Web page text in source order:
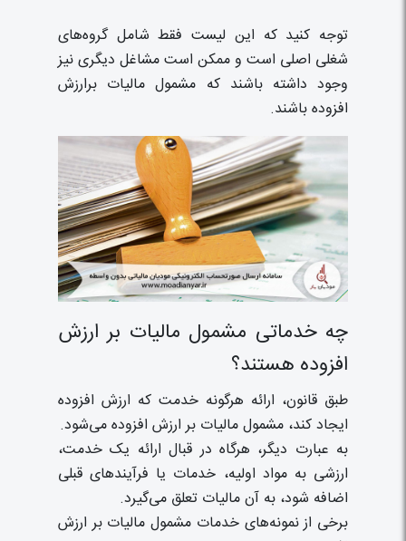
توجه کنید که این لیست فقط شامل گروه‌های
شغلی اصلی است و ممکن است مشاغل دیگری نیز
وجود داشته باشند که مشمول مالیات برارزش
افزوده باشند.
چه خدماتی مشمول مالیات بر ارزش
افزوده هستند؟
طبق قانون، ارائه هرگونه خدمت که ارزش افزوده
ایجاد کند، مشمول مالیات بر ارزش افزوده می‌شود.
به عبارت دیگر، هرگاه در قبال ارائه یک خدمت،
ارزشی به مواد اولیه، خدمات یا فرآیندهای قبلی
اضافه شود، به آن مالیات تعلق می‌گیرد.
برخی از نمونه‌های خدمات مشمول مالیات بر ارزش